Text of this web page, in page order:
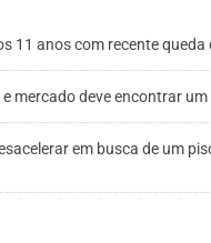
11 anos com recente queda
mercado deve encontrar
em busca de um